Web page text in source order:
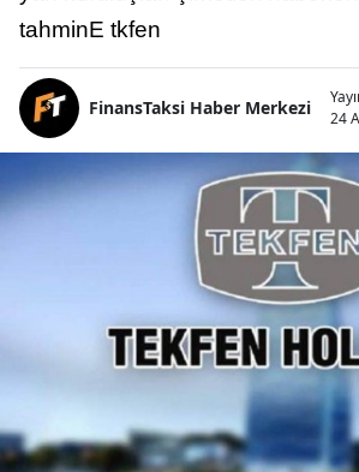
tahminE tkfen
FinansTaksi Haber Merkezi
24